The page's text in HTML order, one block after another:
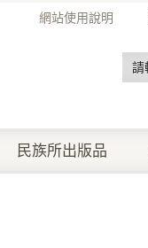
網站使用說明
民族所出版品